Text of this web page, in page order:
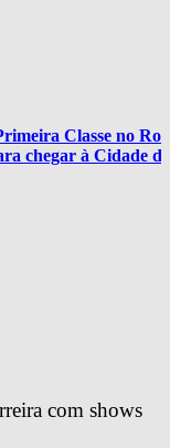
Classe no
chegar à Cidade
com shows